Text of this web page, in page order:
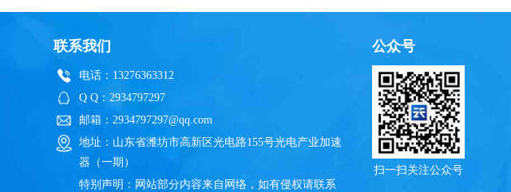
联系我们
电话：13276363312
Q Q：2934797297
邮箱：2934797297@qq.com
地址：山东省潍坊市高新区光电路155号光电产业加速
器（一期）
特别声明：网站部分内容来自网络，如有侵权请联系
公众号
扫一扫关注公众号